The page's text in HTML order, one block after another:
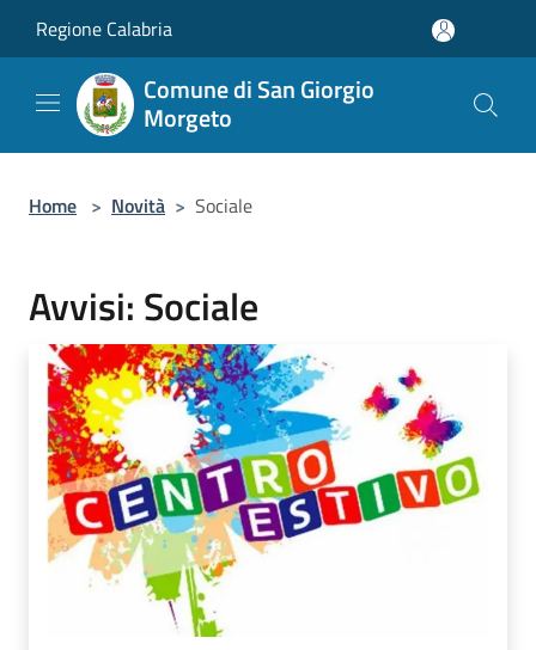
Regione Calabria
Comune di San Giorgio
Morgeto
Home > Novità > Sociale
Avvisi: Sociale